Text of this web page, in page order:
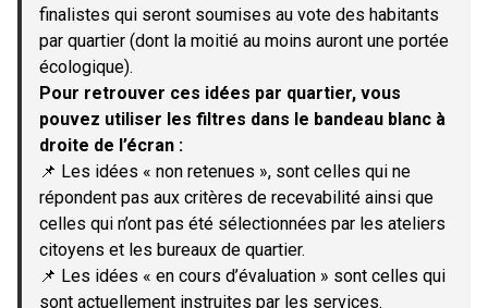
finalistes qui seront soumises au vote des habitants
par quartier (dont la moitié au moins auront une portée
écologique).
Pour retrouver ces idées par quartier, vous
pouvez utiliser les filtres dans le bandeau blanc à
droite de l’écran :
📌 Les idées « non retenues », sont celles qui ne
répondent pas aux critères de recevabilité ainsi que
celles qui n’ont pas été sélectionnées par les ateliers
citoyens et les bureaux de quartier.
📌 Les idées « en cours d’évaluation » sont celles qui
sont actuellement instruites par les services.